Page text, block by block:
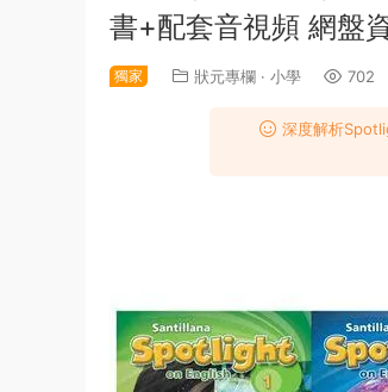
書+配套音視頻 網盤
獨家 狀元專欄 · 小學 702
深度解析